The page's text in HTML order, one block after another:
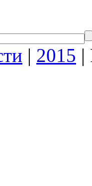
| 2015 |